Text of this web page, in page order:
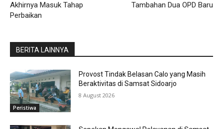
Akhirnya Masuk Tahap
Perbaikan
Tambahan Dua OPD Baru
BERITA LAINNYA
Peristiwa
Provost Tindak Belasan Calo yang Masih
Beraktivitas di Samsat Sidoarjo
8 August 2026